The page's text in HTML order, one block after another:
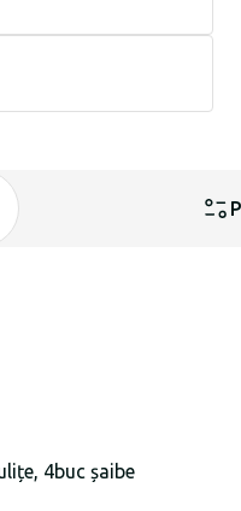
4buc șaibe